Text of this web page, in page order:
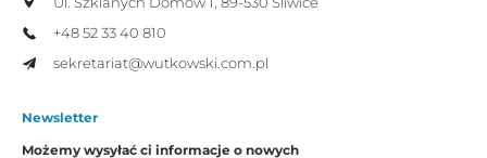
+48 52 33 40 810
sekretariat@wutkowski.com.pl
Newsletter
Możemy wysyłać ci informacje o nowych